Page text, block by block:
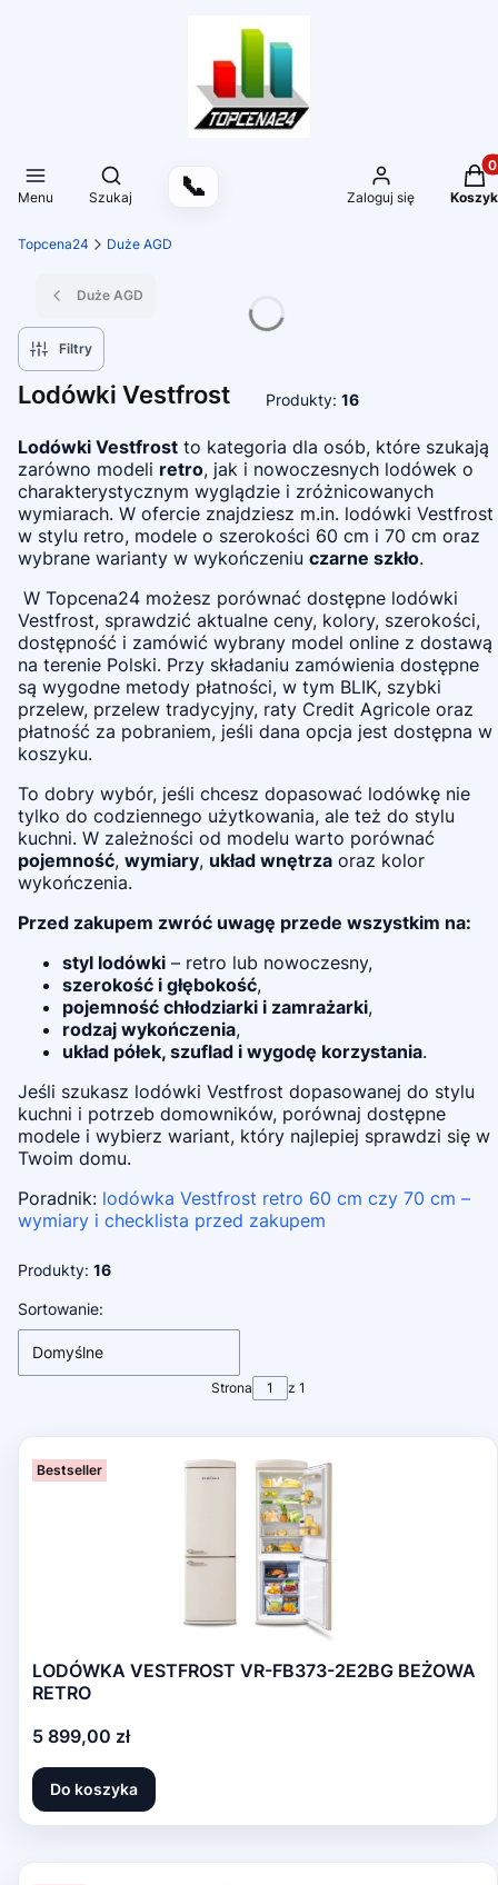
Menu
Otwórz wyszukiwarkę
Szukaj 📞 Zaloguj się Koszyk
Topcena24 Duże AGD
Duże AGD
Filtry
Lodówki Vestfrost Produkty: 16
Lodówki Vestfrost to kategoria dla osób, które szukają
zarówno modeli retro, jak i nowoczesnych lodówek o
charakterystycznym wyglądzie i zróżnicowanych
wymiarach. W ofercie znajdziesz m.in. lodówki Vestfrost
w stylu retro, modele o szerokości 60 cm i 70 cm oraz
wybrane warianty w wykończeniu czarne szkło.
W Topcena24 możesz porównać dostępne lodówki
Vestfrost, sprawdzić aktualne ceny, kolory, szerokości,
dostępność i zamówić wybrany model online z dostawą
na terenie Polski. Przy składaniu zamówienia dostępne
są wygodne metody płatności, w tym BLIK, szybki
przelew, przelew tradycyjny, raty Credit Agricole oraz
płatność za pobraniem, jeśli dana opcja jest dostępna w
koszyku.
To dobry wybór, jeśli chcesz dopasować lodówkę nie
tylko do codziennego użytkowania, ale też do stylu
kuchni. W zależności od modelu warto porównać
pojemność, wymiary, układ wnętrza oraz kolor
wykończenia.
Przed zakupem zwróć uwagę przede wszystkim na:
styl lodówki – retro lub nowoczesny,
szerokość i głębokość,
pojemność chłodziarki i zamrażarki,
rodzaj wykończenia,
układ półek, szuflad i wygodę korzystania.
Jeśli szukasz lodówki Vestfrost dopasowanej do stylu
kuchni i potrzeb domowników, porównaj dostępne
modele i wybierz wariant, który najlepiej sprawdzi się w
Twoim domu.
Poradnik: lodówka Vestfrost retro 60 cm czy 70 cm –
wymiary i checklista przed zakupem
Produkty: 16
Lista produktów
Sortowanie:
Domyślne
Strona z 1
Bestseller
LODÓWKA VESTFROST VR-FB373-2E2BG BEŻOWA
RETRO
Cena
5 899,00 zł
Do koszyka